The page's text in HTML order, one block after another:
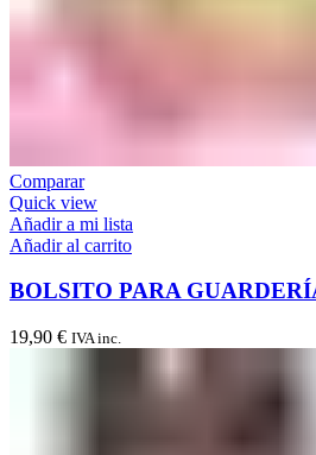
Comparar
Quick view
Añadir a mi lista
Añadir al carrito
BOLSITO PARA
19,90 € IVA inc.